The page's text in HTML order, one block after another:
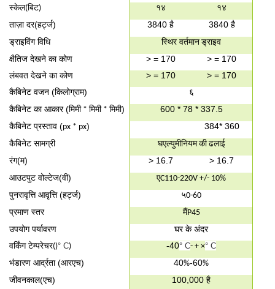
स्केल(बिट) १४
१४
ताज़ा दर(हर्ट्ज) 3840 है
3840 है
ड्राइविंग विधि
स्थिर वर्तमान ड्राइव
क्षैतिज देखने का कोण > = 170
> = 170
लंबवत देखने का कोण
> = 170
> = 170
कैबिनेट वजन (किलोग्राम)
६
कैबिनेट का आकार (मिमी * मिमी * मिमी)
600 * 78 * 337.5
कैबिनेट प्रस्ताव (px * px) 384* 360
कैबिनेट सामग्री
घएल्युमीनियम की ढलाई
रंग(म) > 16.7
> 16.7
आउटपुट वोल्टेज(वी) एC110-220V +/- 10%
पुनरावृत्ति आवृत्ति (हर्ट्ज) ५0-60
प्रमाण स्तर मैंP45
उपयोग पर्यावरण
घर के अंदर
वर्किंग टेम्परेचर()° C) -40° C- + ×° C
भंडारण आर्द्रता (आरएच) 40%-60%
जीवनकाल(एच) 100,000 है